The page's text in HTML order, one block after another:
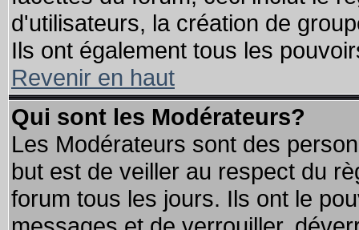
d'utilisateurs, la création de
Ils ont également tous les
Revenir en haut
Qui sont les Modérateurs?
Les Modérateurs sont des
but est de veiller au respect du
forum tous les jours. Ils ont le